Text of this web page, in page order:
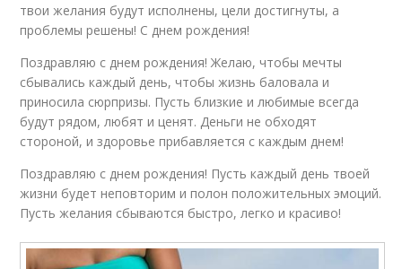
твои желания будут исполнены, цели достигнуты, а
проблемы решены! С днем рождения!
Поздравляю с днем рождения! Желаю, чтобы мечты
сбывались каждый день, чтобы жизнь баловала и
приносила сюрпризы. Пусть близкие и любимые всегда
будут рядом, любят и ценят. Деньги не обходят
стороной, и здоровье прибавляется с каждым днем!
Поздравляю с днем рождения! Пусть каждый день твоей
жизни будет неповторим и полон положительных эмоций.
Пусть желания сбываются быстро, легко и красиво!